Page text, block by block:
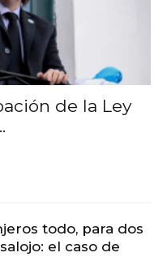
de la Ley
todo, para dos
el caso de